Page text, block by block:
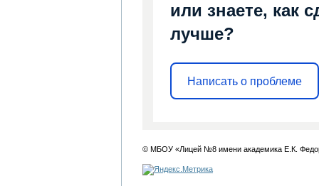
или знаете, как
лучше?
Написать о проблеме
© МБОУ «Лицей №8 имени академика Е.К.